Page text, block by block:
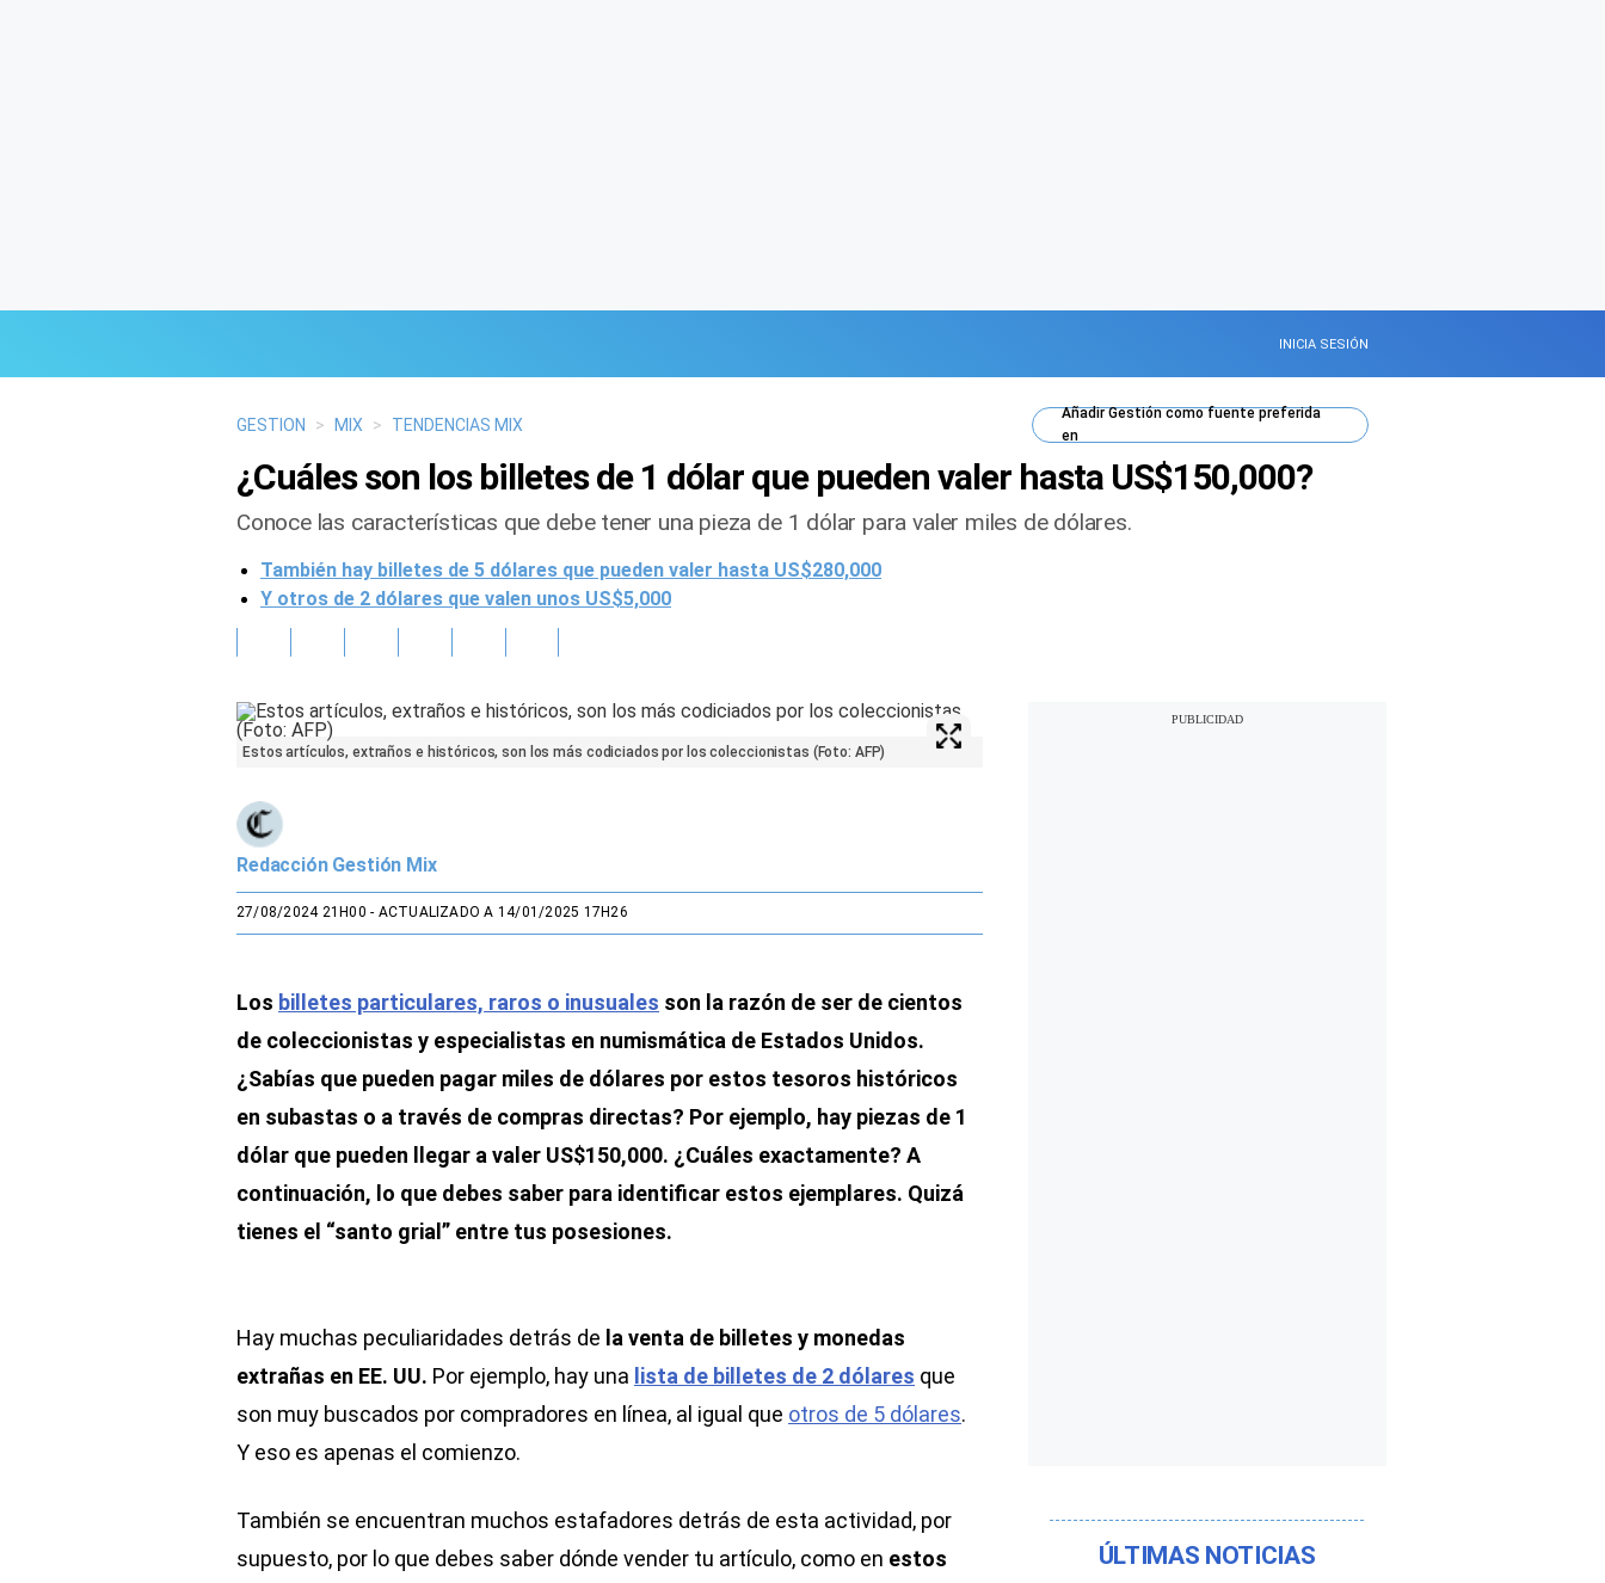
INICIA SESIÓN
GESTION > MIX > TENDENCIAS MIX
AñadirGestióncomo fuente preferida
en
¿Cuáles son los billetes de 1 dólar que pueden valer hasta US$150,000?
Conoce las características que debe tener una pieza de 1 dólar para valer miles de dólares.
También hay billetes de 5 dólares que pueden valer hasta US$280,000
Y otros de 2 dólares que valen unos US$5,000
Estos artículos, extraños e históricos, son los más codiciados por los coleccionistas (Foto: AFP)
Redacción Gestión Mix
27/08/2024 21H00 - ACTUALIZADO A 14/01/2025 17H26
Los billetes particulares, raros o inusuales son la razón de ser de cientos
de coleccionistas y especialistas en numismática de Estados Unidos.
¿Sabías que pueden pagar miles de dólares por estos tesoros históricos
en subastas o a través de compras directas? Por ejemplo, hay piezas de 1
dólar que pueden llegar a valer US$150,000. ¿Cuáles exactamente? A
continuación, lo que debes saber para identificar estos ejemplares. Quizá
tienes el “santo grial” entre tus posesiones.
Hay muchas peculiaridades detrás de la venta de billetes y monedas
extrañas en EE. UU. Por ejemplo, hay una lista de billetes de 2 dólares que
son muy buscados por compradores en línea, al igual que otros de 5 dólares.
Y eso es apenas el comienzo.
También se encuentran muchos estafadores detrás de esta actividad, por
supuesto, por lo que debes saber dónde vender tu artículo, como en estos
ÚLTIMAS NOTICIAS